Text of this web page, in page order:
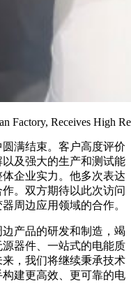
Factory, Receives High
满结束。客户高度评价
及强大的生产和测试能
企业实力。他多次表达
。双方期待以此次访问
周边应用领域的合作。
产品的研发和制造，竭
器件、一站式的电能质
，我们将继续秉承技术
建更高效、更可靠的电